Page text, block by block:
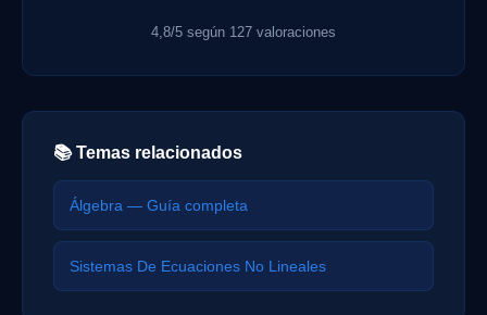
4,8/5 según 127 valoraciones
📚 Temas relacionados
Álgebra — Guía completa
Sistemas De Ecuaciones No Lineales